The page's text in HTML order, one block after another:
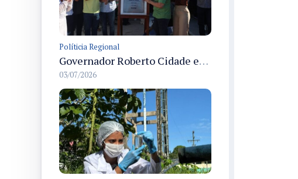
Políticia Regional
Governador Roberto Cidade entrega readequação do ambulatório da FCecon e amplia capacidade de atendimento oncológico em Manaus
03/07/2026